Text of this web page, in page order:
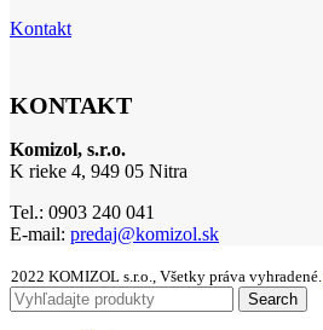
Kontakt
KONTAKT
Komizol, s.r.o.
K rieke 4, 949 05 Nitra
Tel.: 0903 240 041
E-mail: predaj@komizol.sk
2022 KOMIZOL s.r.o., Všetky práva vyhradené.
Search